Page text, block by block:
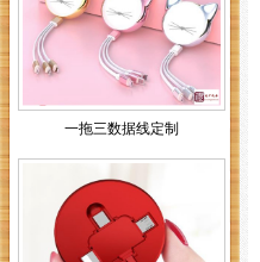
一拖三数据线定制